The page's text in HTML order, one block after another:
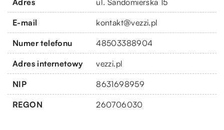
E-mail kontakt@vezzi.pl
Numer telefonu 48503388904
Adres internetowy vezzi.pl
NIP 8631698959
REGON 260706030